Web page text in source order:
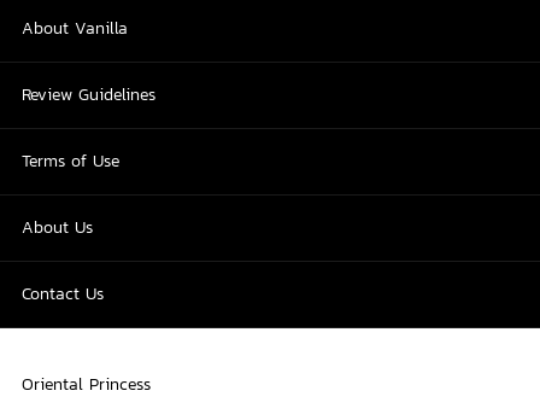
About Vanilla
Review Guidelines
Terms of Use
About Us
Contact Us
Oriental Princess